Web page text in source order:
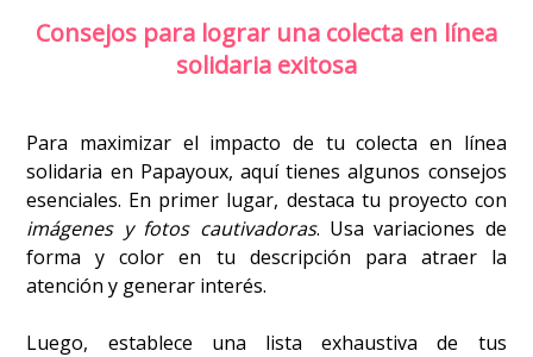
Consejos para lograr una colecta en línea
solidaria exitosa
Para maximizar el impacto de tu colecta en línea
solidaria en Papayoux, aquí tienes algunos consejos
esenciales. En primer lugar, destaca tu proyecto con
imágenes y fotos cautivadoras. Usa variaciones de
forma y color en tu descripción para atraer la
atención y generar interés.
Luego, establece una lista exhaustiva de tus